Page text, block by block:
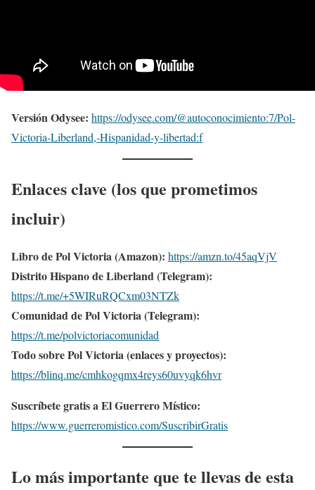
Versión Odysee: https://odysee.com/@autoconocimiento:7/Pol-
Victoria-Liberland,-Hispanidad-y-libertad:f
Enlaces clave (los que prometimos
incluir)
Libro de Pol Victoria (Amazon): https://amzn.to/45aqVjV
Distrito Hispano de Liberland (Telegram):
https://t.me/+5WIRuRQCxm03NTZk
Comunidad de Pol Victoria (Telegram):
https://t.me/polvictoriacomunidad
Todo sobre Pol Victoria (enlaces y proyectos):
https://blinq.me/cmhkogqmx4reys60uvyqk6hvr
Suscríbete gratis a El Guerrero Místico:
https://www.guerreromistico.com/SuscribirGratis
Lo más importante que te llevas de esta